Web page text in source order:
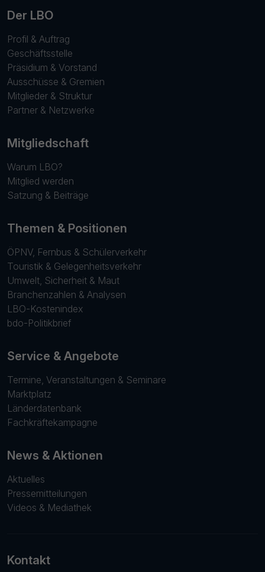
Der LBO
Profil & Auftrag
Geschäftsstelle
Präsidium & Vorstand
Ausschüsse & Gremien
Mitglieder & Struktur
Partner & Netzwerke
Mitgliedschaft
Warum LBO?
Mitglied werden
Satzung & Beiträge
Themen & Positionen
ÖPNV, Fernbus & Schülerverkehr
Touristik & Gelegenheitsverkehr
Umwelt, Sicherheit & Maut
Branchenzahlen & Analysen
LBO-Kostenindex
bdo-Politikbrief
Service & Angebote
Termine, Veranstaltungen & Seminare
Marktplatz
Länderdatenbank
Fachkräftekampagne
News & Aktionen
Aktuelles
Pressemitteilungen
Videos & Mediathek
Kontakt